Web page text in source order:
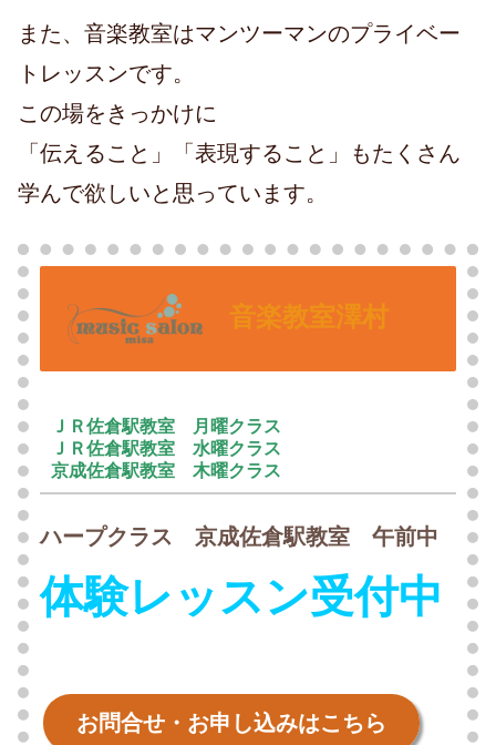
また、音楽教室はマンツーマンのプライベー
トレッスンです。
この場をきっかけに
「伝えること」「表現すること」もたくさん
学んで欲しいと思っています。
音楽教室澤村
ＪＲ佐倉駅教室 月曜クラス
ＪＲ佐倉駅教室 水曜クラス
京成佐倉駅教室 木曜クラス
ハープクラス 京成佐倉駅教室 午前中
体験レッスン受付中
お問合せ・お申し込みはこちら